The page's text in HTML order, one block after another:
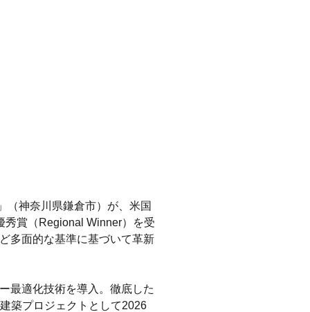
（神奈川県鎌倉市）が、米国
秀賞（Regional Winner）を受
多面的な基準に基づいて革新
最適化技術を導入。徹底した
築プロジェクトとして2026